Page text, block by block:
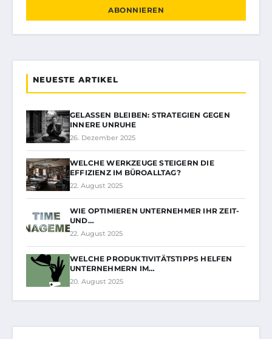
ABONNIEREN
NEUESTE ARTIKEL
GELASSEN BLEIBEN: STRATEGIEN GEGEN
INNERE UNRUHE
26. Dezember 2025
WELCHE WERKZEUGE STEIGERN DIE
EFFIZIENZ IM BÜROALLTAG?
22. August 2025
WIE OPTIMIEREN UNTERNEHMER IHR ZEIT-
UND…
22. August 2025
WELCHE PRODUKTIVITÄTSTIPPS HELFEN
UNTERNEHMERN IM…
20. August 2025